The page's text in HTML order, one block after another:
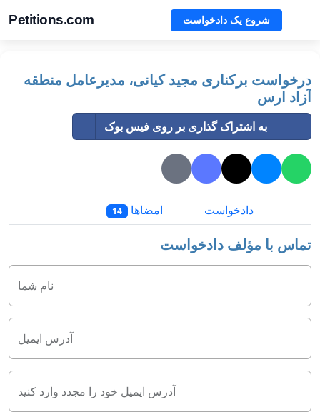
Petitions.com شروع یک دادخواست
درخواست برکناری مجید کیانی، مدیرعامل منطقه
آزاد ارس
به اشتراک گذاری بر روی فیس بوک
دادخواست امضاها 14
تماس با مؤلف دادخواست
نام شما
آدرس ایمیل
آدرس ایمیل خود را مجدد وارد کنید